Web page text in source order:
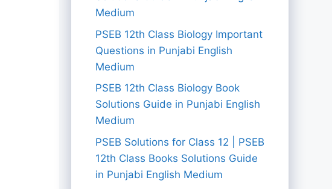
Medium
PSEB 12th Class Biology Important
Questions in Punjabi English
Medium
PSEB 12th Class Biology Book
Solutions Guide in Punjabi English
Medium
PSEB Solutions for Class 12 | PSEB
12th Class Books Solutions Guide
in Punjabi English Medium